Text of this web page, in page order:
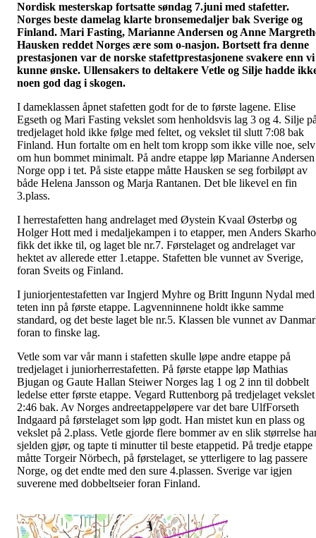
Nordisk mesterskap fortsatte søndag 7.juni med stafetter.
Norges beste damelag klarte bronsemedaljer bak Sverige og
Finland. Mari Fasting, Marianne Andersen og Anne
Hausken reddet Norges ære som o-nasjon. Bortsett fra denne
prestasjonen var de norske stafettprestasjonene svakere enn vi
kunne ønske. Ullensakers to deltakere Vetle og Silje hadde
noen god dag i skogen.
I dameklassen åpnet stafetten godt for de to første lagene. Elise
Egseth og Mari Fasting vekslet som henholdsvis lag 3 og 4. Silje
tredjelaget hold ikke følge med feltet, og vekslet til slutt 7:08 bak
Finland. Hun fortalte om en helt tom kropp som ikke ville noe, selv
om hun bommet minimalt. På andre etappe løp Marianne Andersen
Norge opp i tet. På siste etappe måtte Hausken se seg forbiløpt av
både Helena Jansson og Marja Rantanen. Det ble likevel en fin
3.plass.
I herrestafetten hang andrelaget med Øystein Kvaal Østerbø og
Holger Hott med i medaljekampen i to etapper, men Anders
fikk det ikke til, og laget ble nr.7. Førstelaget og andrelaget var
hektet av allerede etter 1.etappe. Stafetten ble vunnet av Sverige,
foran Sveits og Finland.
I juniorjentestafetten varIngjerd Myhre og Britt Ingunn Nydal med
teten inn på første etappe. Lagvenninnene holdt ikke samme
standard, og det beste laget ble nr.5. Klassen ble vunnet av
foran to finske lag.
Vetle som var vår mann i stafetten skulle løpe andre etappe på
tredjelaget i juniorherrestafetten. På første etappe løp Mathias
Bjugan og Gaute Hallan SteiwerNorges lag 1 og 2 inn til dobbelt
ledelse etter første etappe. Vegard Ruttenborg på tredjelaget vekslet
2:46 bak. Av Norges andreetappeløpere var det bare UlfForseth
Indgaard på førstelaget som løp godt. Han mistet kun en plass og
vekslet på 2.plass. Vetle gjorde flere bommer av en slik størrelse
sjelden gjør, og tapte ti minutter til beste etappetid. På tredje etappe
måtte TorgeirNörbech, på førstelaget, se ytterligere to lag passere
Norge, og det endte med den sure 4.plassen. Sverige var igjen
suverene med dobbeltseierforan Finland.